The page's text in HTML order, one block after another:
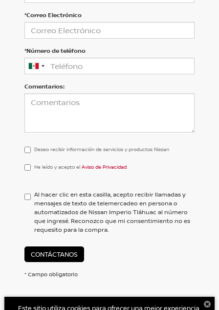
*Correo Electrónico
*Número de teléfono
Comentarios:
Deseo recibir información de servicios y productos Nissan
He
acepto
href='/privacy.aspx'
target='_blank'>Aviso
He leído y acepto el Aviso de Privacidad
Al hacer clic en esta casilla, acepto recibir llamadas y
mensajes de texto de telemercadeo en persona o
automatizados de Nissan Imperio Tláhuac al número
que ingresé. Reconozco que mi consentimiento no es
requesito para la compra.
CONTÁCTANOS
* Campo obligatorio
Este sitio utiliza cookies para ofrecer una mejor experiencia.